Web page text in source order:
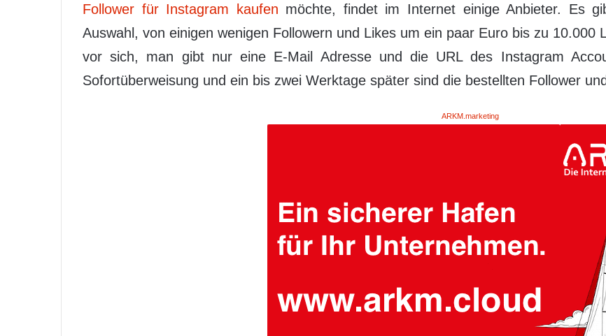
Follower für Instagram kaufen möchte, findet im Internet einige Anbieter. Es
Auswahl, von einigen wenigen Followern und Likes um ein paar Euro bis zu 10.000
vor sich, man gibt nur eine E-Mail Adresse und die URL des Instagram
Sofortüberweisung und ein bis zwei Werktage später sind die bestellten Follower
ARKM.marketing